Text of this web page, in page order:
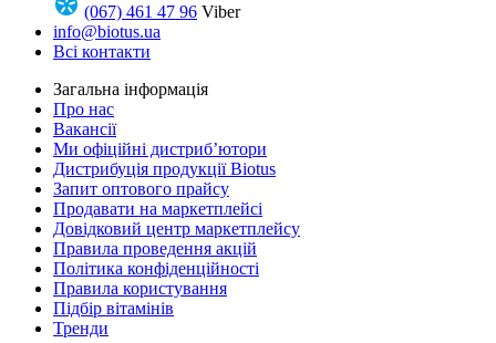
(067) 461 47 96 Viber
info@biotus.ua
Всі контакти
Загальна інформація
Про нас
Вакансії
Ми офіційні дистриб’ютори
Дистрибуція продукції Biotus
Запит оптового прайсу
Продавати на маркетплейсі
Довідковий центр маркетплейсу
Правила проведення акцій
Політика конфіденційності
Правила користування
Підбір вітамінів
Тренди